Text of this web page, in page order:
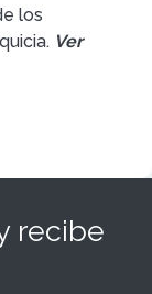
los
Ver
recibe